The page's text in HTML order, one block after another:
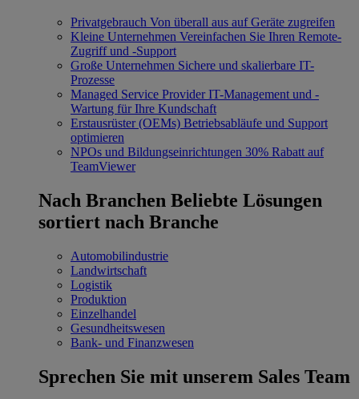
Privatgebrauch Von überall aus auf Geräte zugreifen
Kleine Unternehmen Vereinfachen Sie Ihren Remote-
Zugriff und -Support
Große Unternehmen Sichere und skalierbare IT-
Prozesse
Managed Service Provider IT-Management und -
Wartung für Ihre Kundschaft
Erstausrüster (OEMs) Betriebsabläufe und Support
optimieren
NPOs und Bildungseinrichtungen 30% Rabatt auf
TeamViewer
Nach Branchen Beliebte Lösungen
sortiert nach Branche
Automobilindustrie
Landwirtschaft
Logistik
Produktion
Einzelhandel
Gesundheitswesen
Bank- und Finanzwesen
Sprechen Sie mit unserem Sales Team